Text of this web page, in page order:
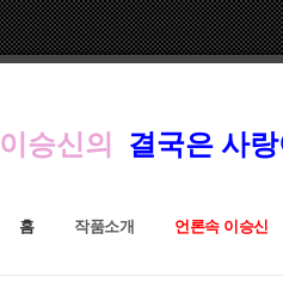
이승신의 결국은 사
홈 작품소개 언론속 이승신